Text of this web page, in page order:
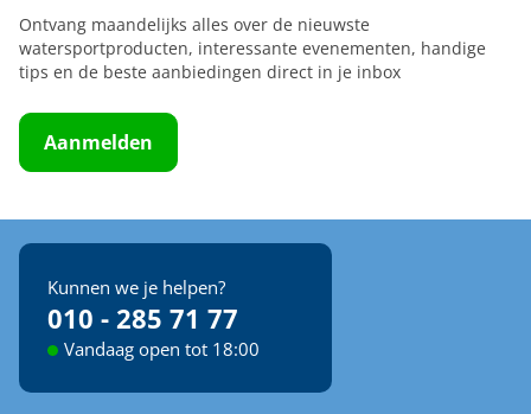
Ontvang maandelijks alles over de nieuwste
watersportproducten, interessante evenementen, handige
tips en de beste aanbiedingen direct in je inbox
Aanmelden
Kunnen we je helpen?
010 - 285 71 77
Vandaag open tot 18:00